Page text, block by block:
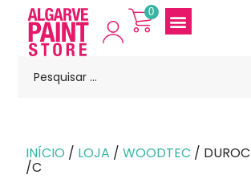
0
INÍCIO / LOJA /WOODTEC /
/C